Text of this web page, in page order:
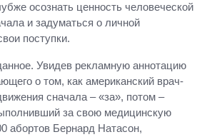
осознать ценность человеческой
и задуматься о личной
поступки.
Увидев рекламную аннотацию
о том, как американский врач-
сначала – «за», потом –
за свою медицинскую
абортов Бернард Натасон,